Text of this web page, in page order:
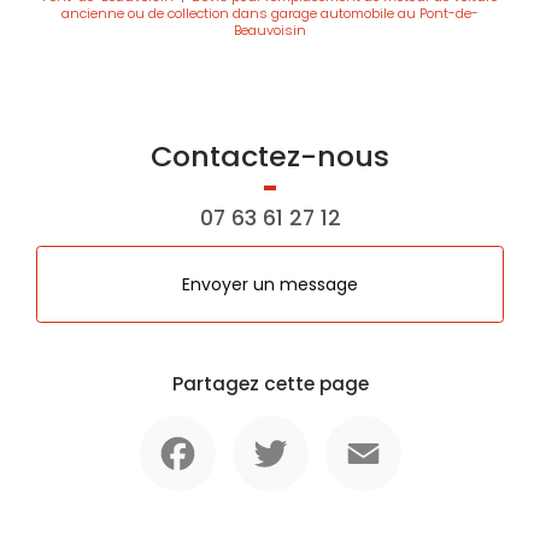
ancienne ou de collection dans garage automobile au Pont-de-
Beauvoisin
Contactez-nous
07 63 61 27 12
Envoyer un message
Partagez cette page